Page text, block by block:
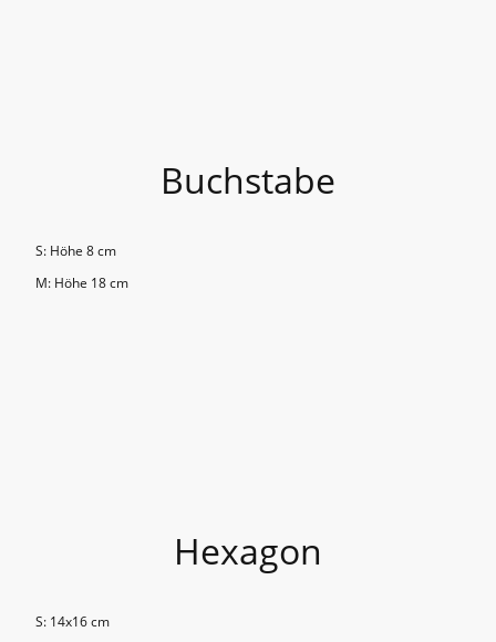
Buchstabe
S: Höhe 8 cm
M: Höhe 18 cm
Hexagon
S: 14x16 cm